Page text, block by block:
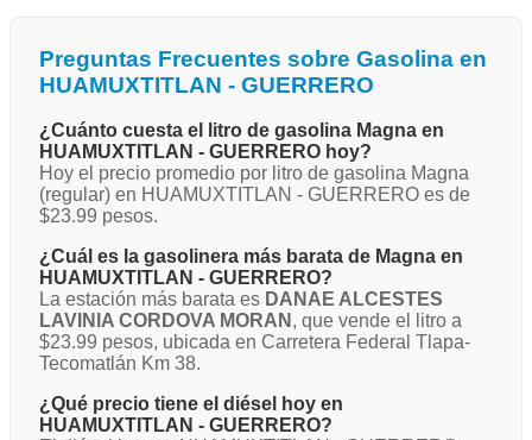
Preguntas Frecuentes sobre Gasolina en
HUAMUXTITLAN - GUERRERO
¿Cuánto cuesta el litro de gasolina Magna en
HUAMUXTITLAN - GUERRERO hoy?
Hoy el precio promedio por litro de gasolina Magna
(regular) en HUAMUXTITLAN - GUERRERO es de
$23.99 pesos.
¿Cuál es la gasolinera más barata de Magna en
HUAMUXTITLAN - GUERRERO?
La estación más barata es DANAE ALCESTES
LAVINIA CORDOVA MORAN , que vende el litro a
$23.99 pesos, ubicada en Carretera Federal Tlapa-
Tecomatlán Km 38.
¿Qué precio tiene el diésel hoy en
HUAMUXTITLAN - GUERRERO?